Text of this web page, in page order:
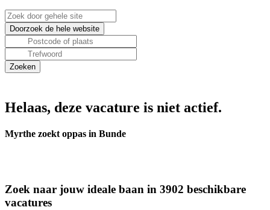
Helaas, deze vacature is niet actief.
Myrthe zoekt oppas in Bunde
Zoek naar jouw ideale baan in 3902 beschikbare
vacatures